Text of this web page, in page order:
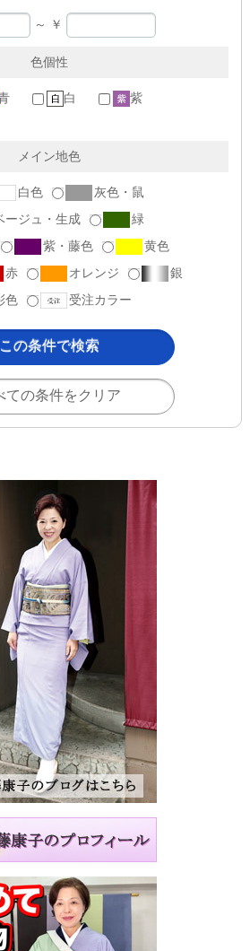
～ ￥
色個性
白
紫
メイン地色
白色
灰色・鼠
ージュ・生成
緑
紫・藤色
黄色
赤 オレンジ
銀
色 受注カラー